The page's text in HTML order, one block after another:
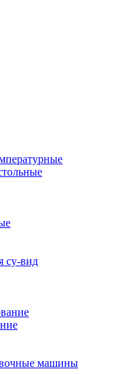
су-вид
машины